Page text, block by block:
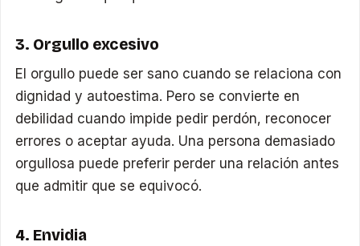
3. Orgullo excesivo
El orgullo puede ser sano cuando se relaciona con
dignidad y autoestima. Pero se convierte en
debilidad cuando impide pedir perdón, reconocer
errores o aceptar ayuda. Una persona demasiado
orgullosa puede preferir perder una relación antes
que admitir que se equivocó.
4. Envidia